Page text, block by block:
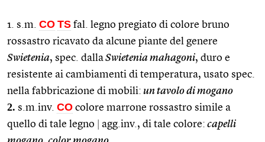
1. s.m. CO TS fal. legno pregiato di colore bruno
rossastro ricavato da alcune piante del genere
Swietenia, spec. dalla Swietenia mahagoni, duro e
resistente ai cambiamenti di temperatura, usato spec.
nella fabbricazione di mobili: un tavolo di mogano
2. s.m.inv. CO colore marrone rossastro simile a
quello di tale legno
agg.inv., di tale colore: capelli